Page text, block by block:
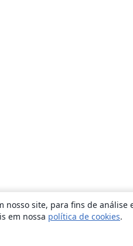
nosso site, para fins de
em nossa política de cookies.